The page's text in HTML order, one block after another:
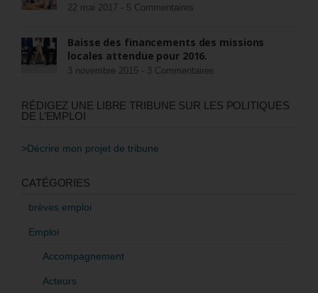
22 mai 2017 - 5 Commentaires
Baisse des financements des missions
locales attendue pour 2016.
3 novembre 2015 - 3 Commentaires
RÉDIGEZ UNE LIBRE TRIBUNE SUR LES POLITIQUES
DE L’EMPLOI
>Décrire mon projet de tribune
CATÉGORIES
brèves emploi
Emploi
Accompagnement
Acteurs